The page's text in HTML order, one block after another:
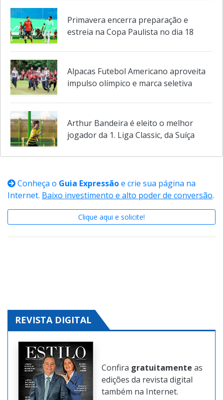
da Prefeitura serão abertas em agosto
estreia na Copa Paulista no dia 18
impulso olímpico e marca seletiva
Conheça oGuia Expressãoe crie sua página na
Internet.Baixo investimento e alto poder de conversão.
REVISTA DIGITAL